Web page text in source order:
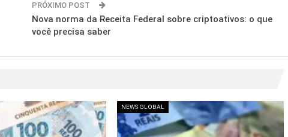
PRÓXIMO POST
Nova norma da Receita Federal sobre criptoativos: o que
você precisa saber
NEWS GLOBAL